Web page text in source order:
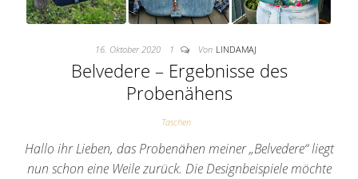
16. Oktober 2020 1 Von LINDAMAJ
Belvedere – Ergebnisse des
Probenähens
Taschen
Hallo ihr Lieben, das Probenähen meiner „Belvedere“ liegt
nun schon eine Weile zurück. Die Designbeispiele möchte